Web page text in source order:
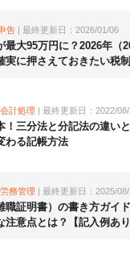
告 | 最終更新日：2026/01/06
最大95万円に？2026年（
実に押さえておきたい税
計処理 | 最終更新日：2022/
！三分法と分記法の違い
わる記帳方法
務管理 | 最終更新日：2025/
職証明書）の書き方ガイ
注意点とは？【記入例あり